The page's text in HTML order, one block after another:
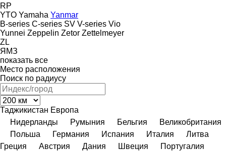
RP
YTO Yamaha Yanmar
B-series C-series SV V-series Vio
Yunnei Zeppelin Zetor Zettelmeyer
ZL
ЯМЗ
показать все
Место расположения
Поиск по радиусу
Таджикистан Европа
Нидерланды
Румыния Бельгия
Великобритания
Польша
Германия Испания Италия
Литва
Греция
Австрия Дания Швеция
Португалия